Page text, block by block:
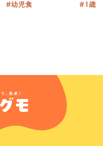
#幼児食 #1歳